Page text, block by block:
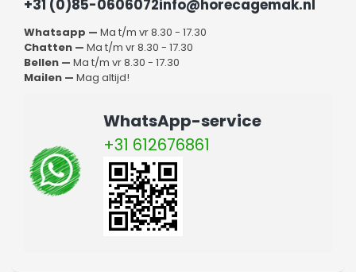
Een pizza oven is snel en gemakkelijk besteld bij ons. Mocht
u nog vragen hebben of advies nodig hebben dan kunt u
ons telefonisch bereiken op het nummer +31 (0)85-
0606072. Daarnaast bieden wij ook de mogelijkheid gebruik
info@horecagemak.nl.
+31 (0)85-0606072info@horecagemak.nl
Whatsapp — Ma t/m vr 8.30 - 17.30
Chatten — Ma t/m vr 8.30 - 17.30
Bellen — Ma t/m vr 8.30 - 17.30
Mailen — Mag altijd!
WhatsApp-service
+31 612676861